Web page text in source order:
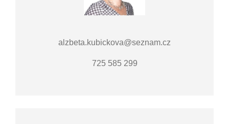
alzbeta.kubickova@seznam.cz
725 585 299